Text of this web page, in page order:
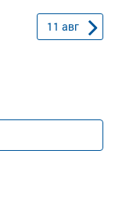
11 авг